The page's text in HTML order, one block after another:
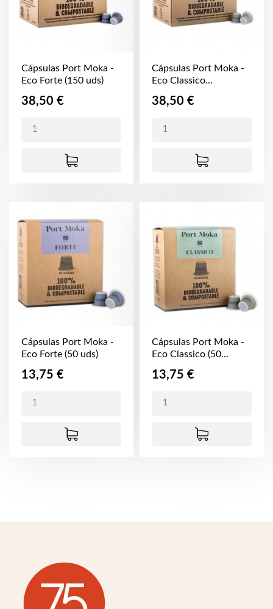
Cápsulas Port Moka -
Eco Forte (150 uds)
Precio
38,50 €
Cápsulas Port Moka -
Eco Classico...
Precio
38,50 €
Cápsulas Port Moka -
Eco Forte (50 uds)
Precio
13,75 €
Cápsulas Port Moka -
Eco Classico (50...
Precio
13,75 €